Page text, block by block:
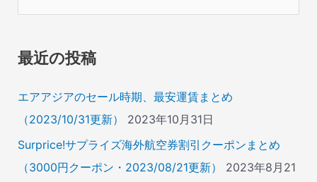
象
最近の投稿
エアアジアのセール時期、最安運賃まとめ
（2023/10/31更新）
2023年10月31日
Surprice!サプライズ海外航空券割引クーポンまとめ
（3000円クーポン・2023/08/21更新）
2023年8月21